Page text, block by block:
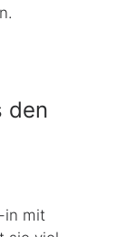
den
in mit